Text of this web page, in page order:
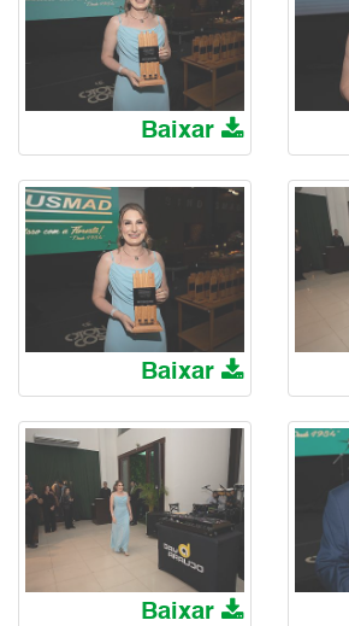
Baixar
Baixar
Baixar